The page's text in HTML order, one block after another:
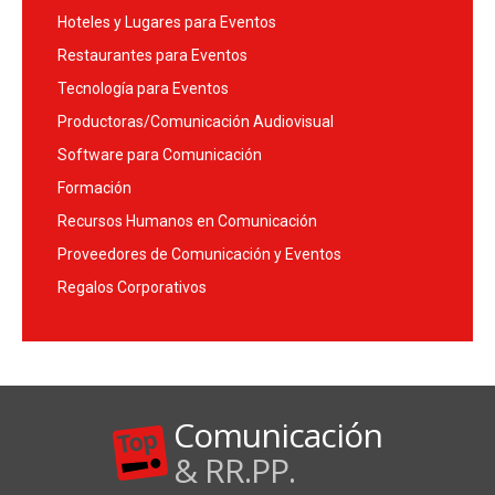
Hoteles y Lugares para Eventos
Restaurantes para Eventos
Tecnología para Eventos
Productoras/Comunicación Audiovisual
Software para Comunicación
Formación
Recursos Humanos en Comunicación
Proveedores de Comunicación y Eventos
Regalos Corporativos
Comunicación
& RR.PP.